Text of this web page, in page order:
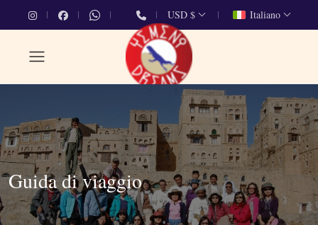
USD $ Italiano
Guida di viaggio